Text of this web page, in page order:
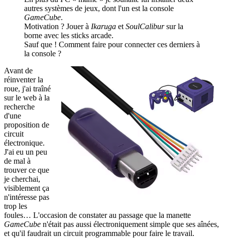
autres systèmes de jeux, dont l'un est la console
GameCube.
Motivation ? Jouer à Ikaruga et SoulCalibursur la
borne avec les sticks arcade.
Sauf que ! Comment faire pour connecter ces derniers à
la console ?
Avant de
réinventer la
roue, j'ai traîné
sur le web à la
recherche
d'une
proposition de
circuit
électronique.
J'ai eu un peu
de mal à
trouver ce que
je cherchai,
visiblement ça
n'intéresse pas
trop les
foules… L'occasion de constater au passage que la manette
GameCube n'était pas aussi électroniquement simple que ses aînées,
et qu'il faudrait un circuit programmable pour faire le travail.